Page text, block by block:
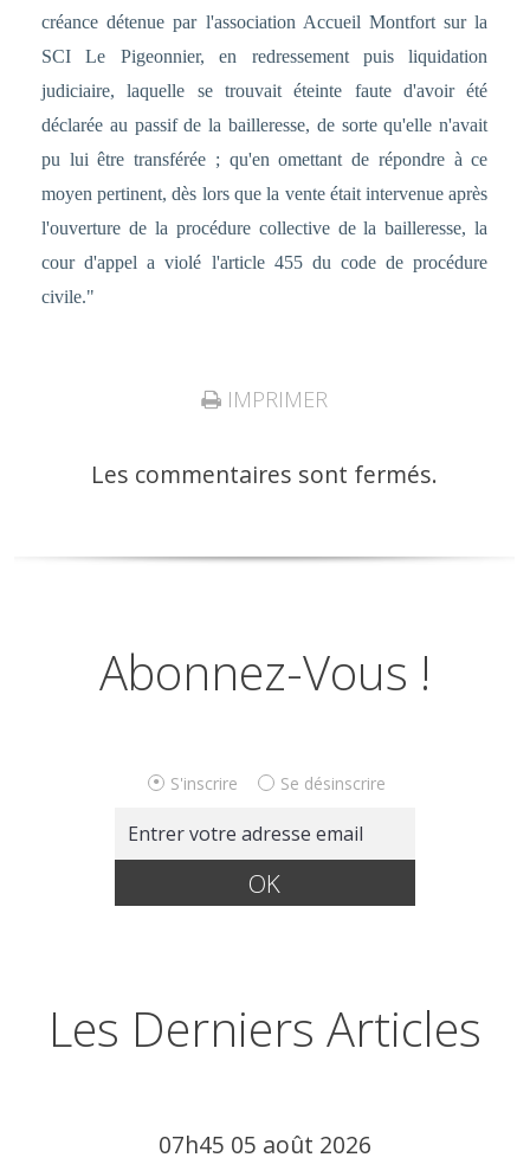
créance détenue par l'association Accueil Montfort sur la
SCI Le Pigeonnier, en redressement puis liquidation
judiciaire, laquelle se trouvait éteinte faute d'avoir été
déclarée au passif de la bailleresse, de sorte qu'elle n'avait
pu lui être transférée ; qu'en omettant de répondre à ce
moyen pertinent, dès lors que la vente était intervenue après
l'ouverture de la procédure collective de la bailleresse, la
cour d'appel a violé l'article 455 du code de procédure
civile."
IMPRIMER
Les commentaires sont fermés.
Abonnez-Vous !
S'inscrire Se désinscrire
Les Derniers Articles
07h45 05 août 2026